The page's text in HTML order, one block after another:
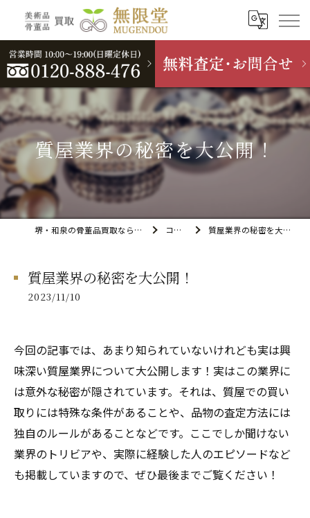
質屋業界の秘密を大公開！
堺・和泉の骨董品買取なら無限堂 コラム 質屋業界の秘密を大公開！
質屋業界の秘密を大公開！
2023/11/10
今回の記事では、あまり知られていないけれども実は興
味深い質屋業界について大公開します！実はこの業界に
は意外な秘密が隠されています。それは、質屋での買い
取りには特殊な条件があることや、品物の査定方法には
独自のルールがあることなどです。ここでしか聞けない
業界のトリビアや、実際に経験した人のエピソードなど
も掲載していますので、ぜひ最後までご覧ください！